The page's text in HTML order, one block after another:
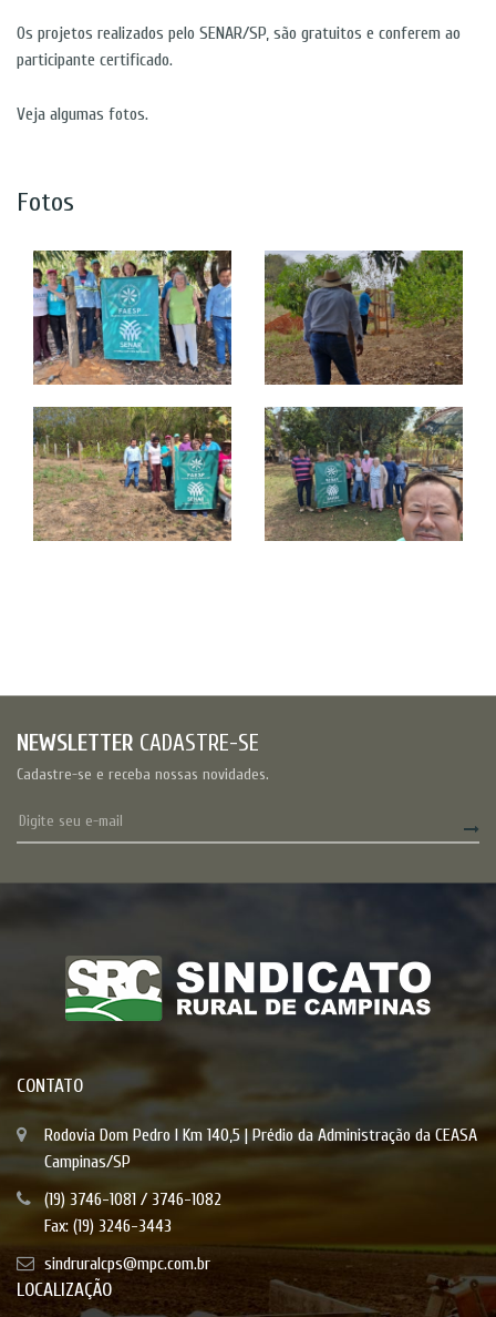
Os projetos realizados pelo SENAR/SP, são gratuitos e conferem ao
participante certificado.
Veja algumas fotos.
Fotos
NEWSLETTER CADASTRE-SE
Cadastre-se e receba nossas novidades.
CONTATO
Rodovia Dom Pedro I Km 140,5 | Prédio da Administração da CEASA
Campinas/SP
(19) 3746-1081 / 3746-1082
Fax: (19) 3246-3443
sindruralcps@mpc.com.br
LOCALIZAÇÃO